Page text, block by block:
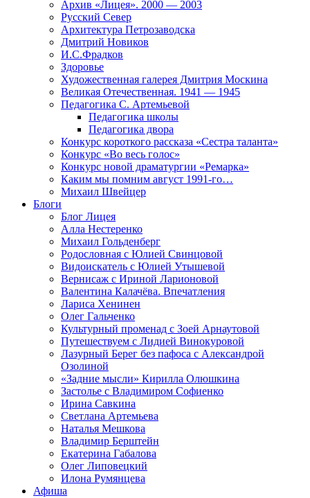
Архив «Лицея». 2000 — 2003
Русский Север
Архитектура Петрозаводска
Дмитрий Новиков
И.С.Фрадков
Здоровье
Художественная галерея Дмитрия Москина
Великая Отечественная. 1941 — 1945
Педагогика С. Артемьевой
Педагогика школы
Педагогика двора
Конкурс короткого рассказа «Сестра таланта»
Конкурс «Во весь голос»
Конкурс новой драматургии «Ремарка»
Каким мы помним август 1991-го…
Михаил Швейцер
Блоги
Блог Лицея
Алла Нестеренко
Михаил Гольденберг
Родословная с Юлией Свинцовой
Видоискатель с Юлией Утышевой
Вернисаж с Ириной Ларионовой
Валентина Калачёва. Впечатления
Лариса Хенинен
Олег Гальченко
Культурный променад с Зоей Арнаутовой
Путешествуем с Лидией Винокуровой
Лазурный Берег без пафоса с Александрой
Озолиной
«Задние мысли» Кирилла Олюшкина
Застолье с Владимиром Софиенко
Ирина Савкина
Светлана Артемьева
Наталья Мешкова
Владимир Берштейн
Екатерина Габалова
Олег Липовецкий
Илона Румянцева
Афиша